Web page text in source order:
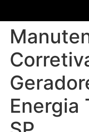
Energia